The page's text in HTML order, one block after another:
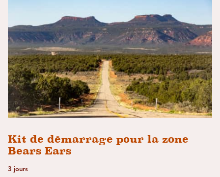
Kit de démarrage pour la zone
Bears Ears
3 jours